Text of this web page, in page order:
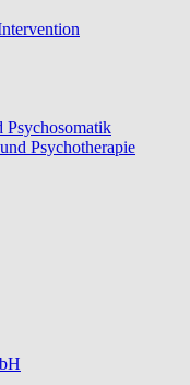
Psychosomatik
Psychotherapie